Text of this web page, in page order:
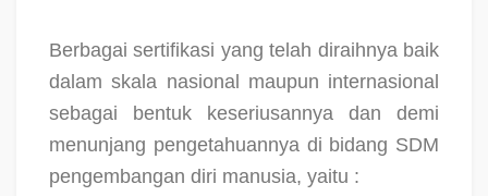
Berbagai sertifikasi yang telah diraihnya baik
dalam skala nasional maupun internasional
sebagai bentuk keseriusannya dan demi
menunjang pengetahuannya di bidang SDM
pengembangan diri manusia, yaitu :